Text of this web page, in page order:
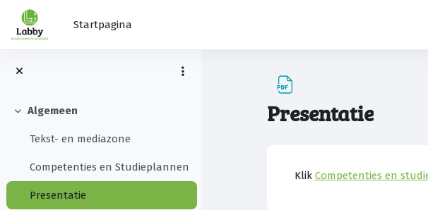
Ga naar hoofdinhoud
Startpagina
Samenklappen
Algemeen
Tekst- en mediazone
Competenties en Studieplannen
Presentatie
Presentatie
KlikCompetenties en